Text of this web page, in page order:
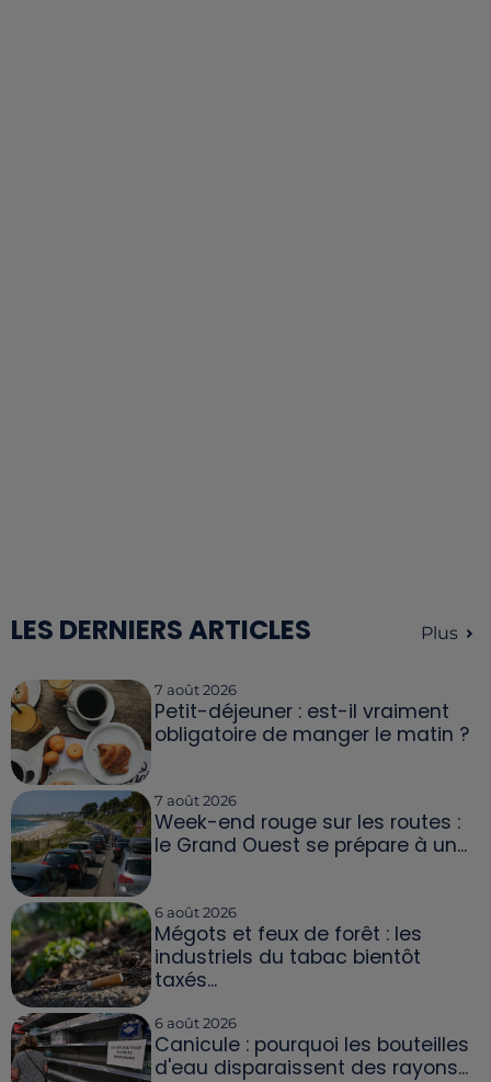
LES DERNIERS ARTICLES Plus
7 août 2026
Petit-déjeuner : est-il vraiment
obligatoire de manger le matin ?
7 août 2026
Week-end rouge sur les routes :
le Grand Ouest se prépare à un...
6 août 2026
Mégots et feux de forêt : les
industriels du tabac bientôt
taxés...
6 août 2026
Canicule : pourquoi les bouteilles
d'eau disparaissent des rayons...